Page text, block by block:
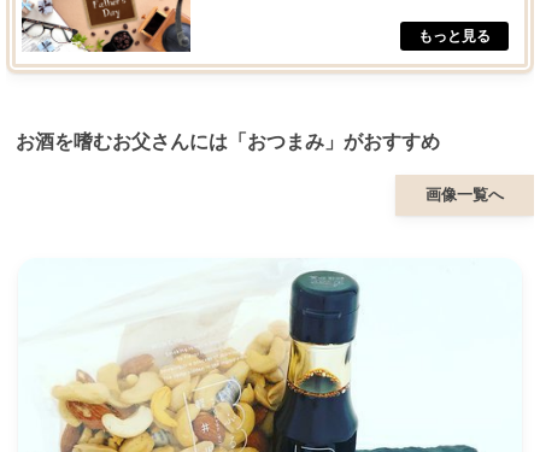
お酒を嗜むお父さんには「おつまみ」がおすすめ
画像一覧へ